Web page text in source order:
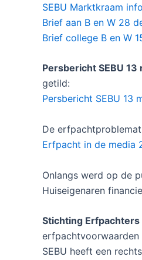
SEBU Marktkraam
Brief aan B en W 28
Brief college B en W
Persbericht SEBU 13
getild:
Persbericht SEBU 13
De
Erfpacht in de media
Onlangs werd op de
Huiseigenaren
Stichting
erfpachtvoorwaarden
SEBU heeft een